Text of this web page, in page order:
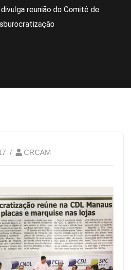
reunião do Comitê de
CRCAM